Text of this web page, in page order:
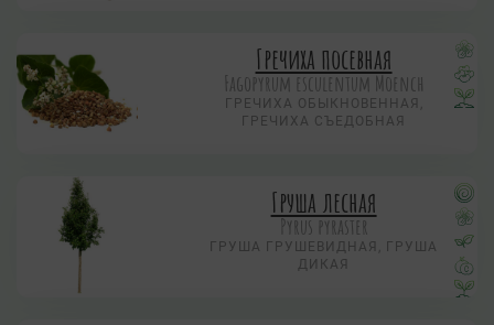
Гречиха посевная
Fagopyrum esculentum Moench
ГРЕЧИХА ОБЫКНОВЕННАЯ,
ГРЕЧИХА СЪЕДОБНАЯ
Груша лесная
Pyrus pyraster
ГРУША ГРУШЕВИДНАЯ, ГРУША
ДИКАЯ